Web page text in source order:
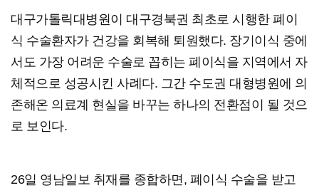
대구가톨릭대병원이 대구경북권 최초로 시행한 폐이
식 수술환자가 건강을 회복해 퇴원했다. 장기이식 중에
서도 가장 어려운 수술로 꼽히는 폐이식을 지역에서 자
체적으로 성공시킨 사례다. 그간 수도권 대형병원에 의
존해온 의료계 현실을 바꾸는 하나의 전환점이 될 것으
로 보인다.
26일 영남일보 취재를 종합하면, 폐이식 수술을 받고